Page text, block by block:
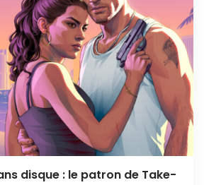
disque : le patron de Take-